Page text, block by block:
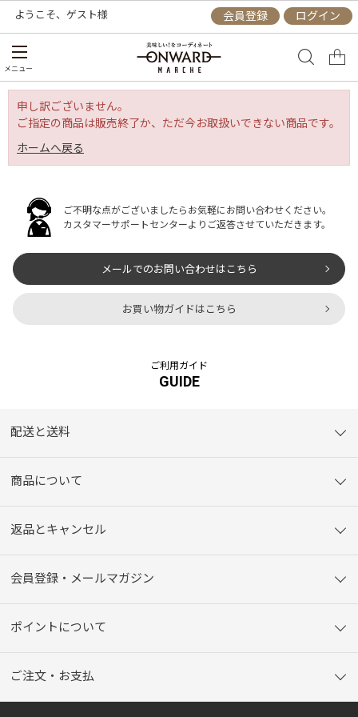
ようこそ、 ゲスト様 会員登録 ログイン
メニュー
申し訳ございません。
ご指定の商品は販売終了か、ただ今お取扱いできない商品です。
ホームへ戻る
ご不明な点がございましたらお気軽にお問い合わせください。
カスタマーサポートセンターよりご返答させていただきます。
メールでのお問い合わせはこちら
お買い物ガイドはこちら
ご利用ガイド
GUIDE
配送と送料
商品について
返品とキャンセル
会員登録・メールマガジン
ポイントについて
ご注文・お支払